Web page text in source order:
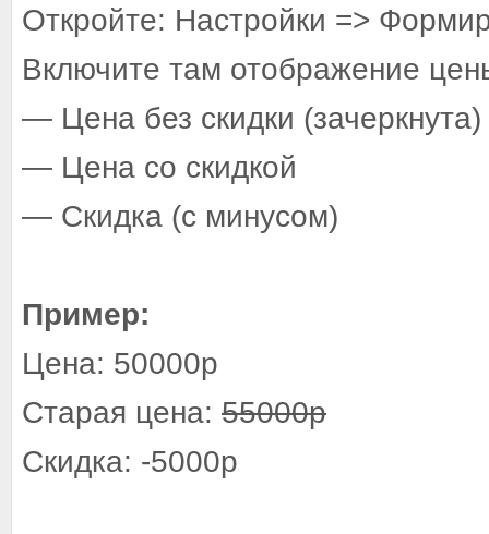
Откройте: Настройки =>
Включите там отображение
— Цена без скидки (зачеркнута)
— Цена со скидкой
— Скидка (с минусом)
Пример:
Цена: 50000р
Старая цена: 55000р
Скидка: -5000р